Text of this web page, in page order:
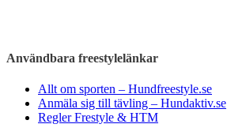
Användbara freestylelänkar
Allt om sporten – Hundfreestyle.se
Anmäla sig till tävling – Hundaktiv.se
Regler Frestyle & HTM